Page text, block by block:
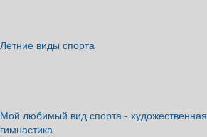
Летние виды спорта
Мой любимый вид спорта - художественная
гимнастика